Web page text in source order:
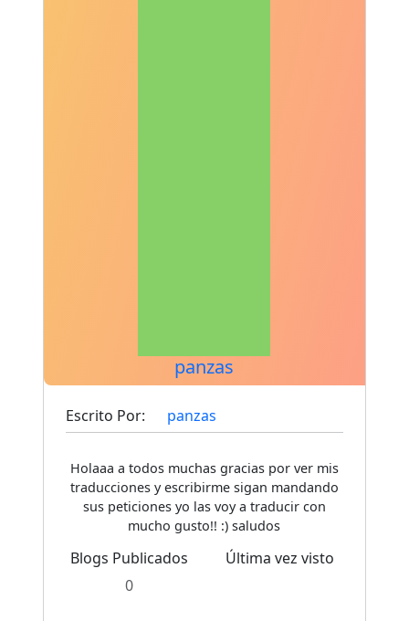
panzas
Escrito Por: panzas
Holaaa a todos muchas gracias por ver mis
traducciones y escribirme sigan mandando
sus peticiones yo las voy a traducir con
mucho gusto!! :) saludos
Blogs Publicados
0
Última vez visto